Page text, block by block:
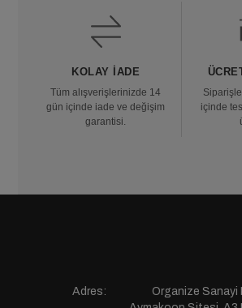
KOLAY İADE
Tüm alışverişlerinizde 14
gün içinde iade ve değişim
garantisi.
içinde
Adres:
Organize Sanayi